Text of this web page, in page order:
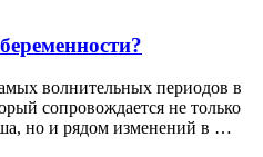
волнительных периодов в
сопровождается не только
но и рядом изменений в …